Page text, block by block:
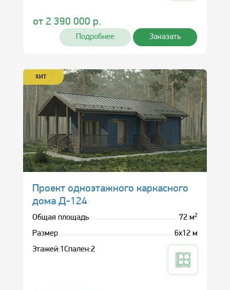
от 2 390 000 р.
Подробнее Заказать
ХИТ
Проект одноэтажного каркасного
дома Д-124
Общая площадь 72 м2
Размер
6х12 м
Этажей:1Спален:2